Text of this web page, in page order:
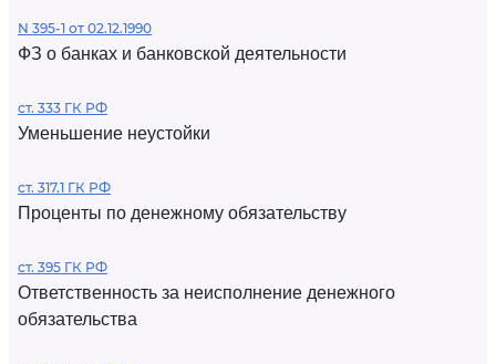
N 395-1 от 02.12.1990
ФЗ о банках и банковской деятельности
ст. 333 ГК РФ
Уменьшение неустойки
ст. 317.1 ГК РФ
Проценты по денежному обязательству
ст. 395 ГК РФ
Ответственность за неисполнение денежного
обязательства